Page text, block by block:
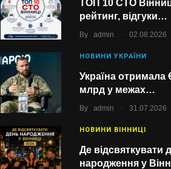
ТОП 10 СТО
рейтинг, відгуки…
By admin . 02.08.2026
НОВИНИ УКРАЇНИ
Україна отримала
млрд у межах…
By admin . 31.07.2026
НОВИНИ ВІННИЦІ
Де відсвяткувати
народження у